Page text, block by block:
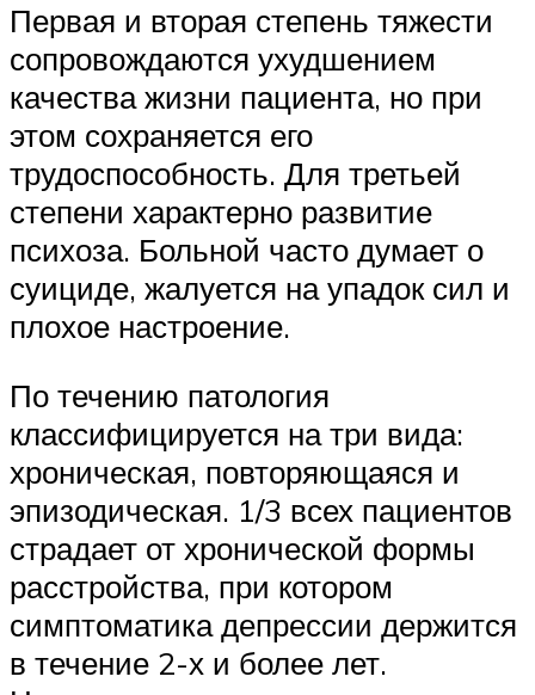
Первая и вторая степень тяжести
сопровождаются ухудшением
качества жизни пациента, но при
этом сохраняется его
трудоспособность. Для третьей
степени характерно развитие
психоза. Больной часто думает о
суициде, жалуется на упадок сил и
плохое настроение.
По течению патология
классифицируется на три вида:
хроническая, повторяющаяся и
эпизодическая. 1/3 всех пациентов
страдает от хронической формы
расстройства, при котором
симптоматика депрессии держится
в течение 2-х и более лет.